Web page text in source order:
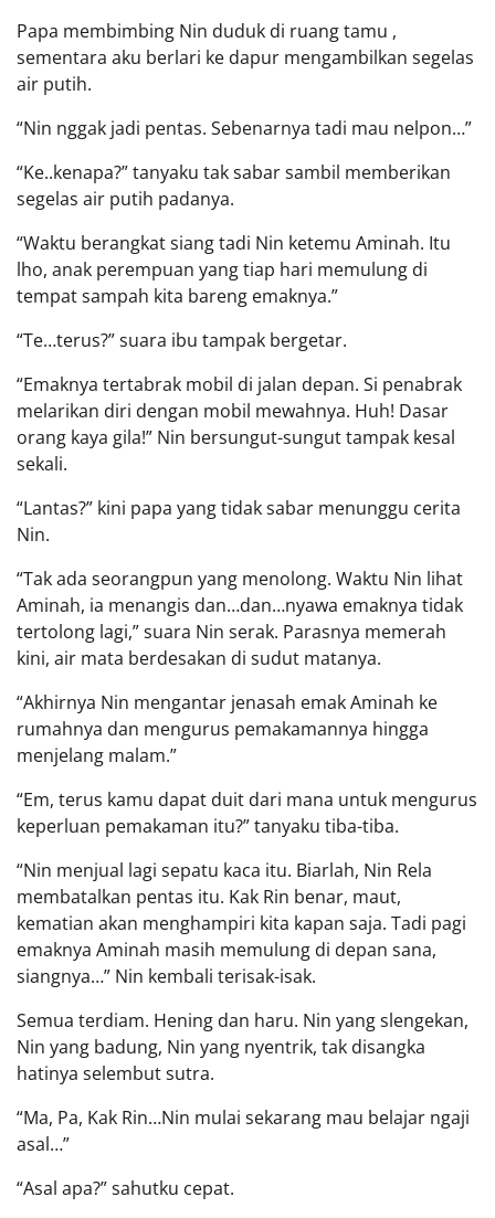
Papa membimbing Nin duduk di ruang tamu ,
sementara aku berlari ke dapur mengambilkan segelas
air putih.
“Nin nggak jadi pentas. Sebenarnya tadi mau nelpon…”
“Ke..kenapa?” tanyaku tak sabar sambil memberikan
segelas air putih padanya.
“Waktu berangkat siang tadi Nin ketemu Aminah. Itu
lho, anak perempuan yang tiap hari memulung di
tempat sampah kita bareng emaknya.”
“Te…terus?” suara ibu tampak bergetar.
“Emaknya tertabrak mobil di jalan depan. Si penabrak
melarikan diri dengan mobil mewahnya. Huh! Dasar
orang kaya gila!” Nin bersungut-sungut tampak kesal
sekali.
“Lantas?” kini papa yang tidak sabar menunggu cerita
Nin.
“Tak ada seorangpun yang menolong. Waktu Nin lihat
Aminah, ia menangis dan…dan…nyawa emaknya tidak
tertolong lagi,” suara Nin serak. Parasnya memerah
kini, air mata berdesakan di sudut matanya.
“Akhirnya Nin mengantar jenasah emak Aminah ke
rumahnya dan mengurus pemakamannya hingga
menjelang malam.”
“Em, terus kamu dapat duit dari mana untuk mengurus
keperluan pemakaman itu?” tanyaku tiba-tiba.
“Nin menjual lagi sepatu kaca itu. Biarlah, Nin Rela
membatalkan pentas itu. Kak Rin benar, maut,
kematian akan menghampiri kita kapan saja. Tadi pagi
emaknya Aminah masih memulung di depan sana,
siangnya…” Nin kembali terisak-isak.
Semua terdiam. Hening dan haru. Nin yang slengekan,
Nin yang badung, Nin yang nyentrik, tak disangka
hatinya selembut sutra.
“Ma, Pa, Kak Rin…Nin mulai sekarang mau belajar ngaji
asal…”
“Asal apa?” sahutku cepat.